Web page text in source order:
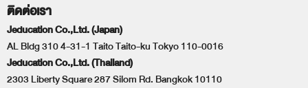
ติดต่อเรา
Jeducation Co.,Ltd. (Japan)
AL Bldg 310 4-31-1 Taito Taito-ku Tokyo 110-0016
Jeducation Co.,Ltd. (Thailand)
2303 Liberty Square 287 Silom Rd. Bangkok 10110